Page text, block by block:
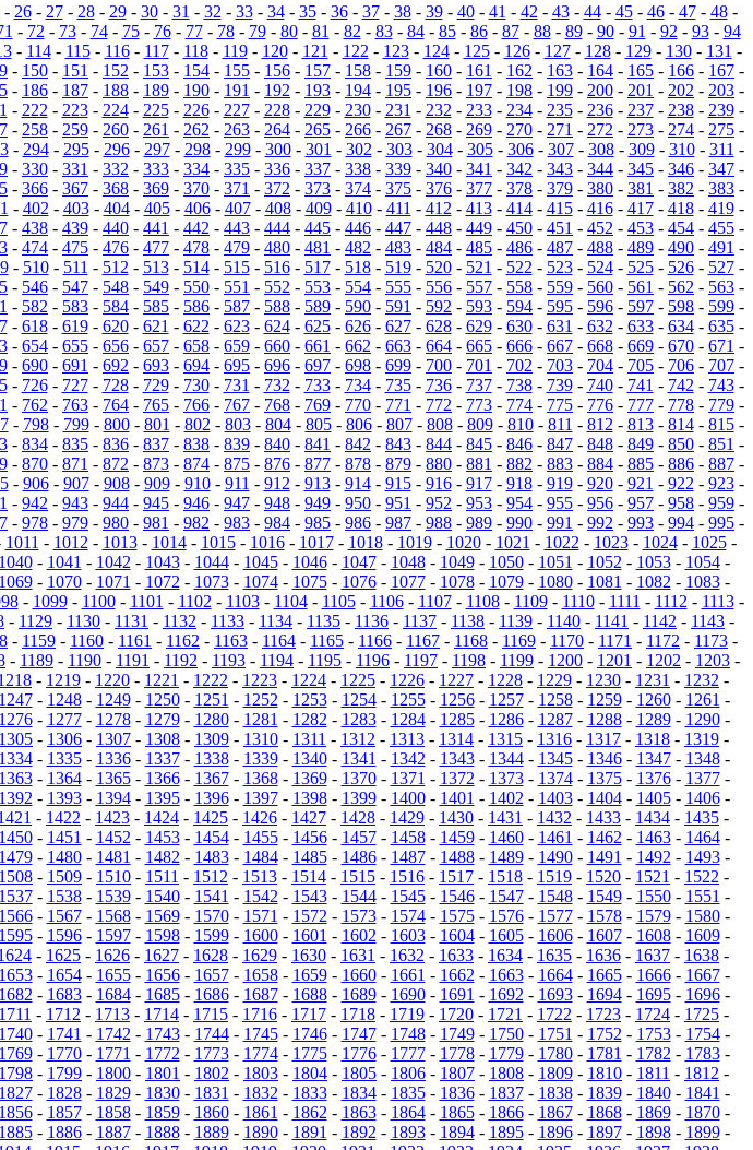
- 26- 27- 28- 29- 30- 31 - 32 - 33- 34- 35- 36- 37- 38- 39- 40- 41 - 42 - 43- 44- 45- 46- 47- 48-
- 72 - 73- 74- 75- 76- 77- 78- 79- 80- 81 - 82 - 83- 84- 85- 86- 87- 88- 89- 90- 91 - 92 - 93- 94
- 114- 115- 116- 117- 118- 119- 120- 121 - 122 - 123- 124- 125- 126- 127- 128- 129- 130- 131 -
- 150 - 151 - 152 - 153 - 154 - 155 - 156 - 157 - 158 - 159 - 160 - 161 - 162 - 163 - 164 - 165 - 166 - 167 -
- 186 - 187 - 188 - 189 - 190 - 191 - 192 - 193 - 194 - 195 - 196 - 197 - 198 - 199 - 200 - 201 - 202 - 203 -
- 222 - 223- 224- 225- 226- 227- 228- 229- 230- 231 - 232 - 233- 234- 235- 236- 237- 238- 239-
- 258 - 259 - 260 - 261 - 262 - 263 - 264 - 265 - 266 - 267 - 268 - 269 - 270 - 271 - 272 - 273 - 274 - 275 -
- 294- 295- 296- 297- 298- 299- 300- 301 - 302 - 303- 304- 305- 306- 307- 308- 309- 310- 311 -
- 330 - 331 - 332 - 333 - 334 - 335 - 336 - 337 - 338 - 339 - 340 - 341 - 342 - 343 - 344 - 345 - 346 - 347 -
- 366 - 367 - 368 - 369 - 370 - 371 - 372 - 373 - 374 - 375 - 376 - 377 - 378 - 379 - 380 - 381 - 382 - 383 -
- 402 - 403- 404- 405- 406- 407- 408- 409- 410- 411 - 412 - 413- 414- 415- 416- 417- 418- 419-
- 438 - 439 - 440 - 441 - 442 - 443 - 444 - 445 - 446 - 447 - 448 - 449 - 450 - 451 - 452 - 453 - 454 - 455 -
- 474 - 475 - 476 - 477 - 478 - 479 - 480 - 481 - 482 - 483 - 484 - 485 - 486 - 487 - 488 - 489 - 490 - 491 -
- 510- 511 - 512 - 513- 514- 515- 516- 517- 518- 519- 520- 521 - 522 - 523- 524- 525- 526- 527-
- 546 - 547 - 548 - 549 - 550 - 551 - 552 - 553 - 554 - 555 - 556 - 557 - 558 - 559 - 560 - 561 - 562 - 563 -
- 582 - 583 - 584 - 585 - 586 - 587 - 588 - 589 - 590 - 591 - 592 - 593 - 594 - 595 - 596 - 597 - 598 - 599 -
- 618- 619- 620- 621 - 622 - 623- 624- 625- 626- 627- 628- 629- 630- 631 - 632 - 633- 634- 635-
- 654 - 655 - 656 - 657 - 658 - 659 - 660 - 661 - 662 - 663 - 664 - 665 - 666 - 667 - 668 - 669 - 670 - 671 -
- 690 - 691 - 692 - 693 - 694 - 695 - 696 - 697 - 698 - 699 - 700 - 701 - 702 - 703 - 704 - 705 - 706 - 707 -
- 726- 727- 728- 729- 730- 731 - 732 - 733- 734- 735- 736- 737- 738- 739- 740- 741 - 742 - 743-
- 762 - 763 - 764 - 765 - 766 - 767 - 768 - 769 - 770 - 771 - 772 - 773 - 774 - 775 - 776 - 777 - 778 - 779 -
- 798- 799- 800- 801 - 802 - 803- 804- 805- 806- 807- 808- 809- 810- 811 - 812 - 813- 814- 815-
- 834 - 835 - 836 - 837 - 838 - 839 - 840 - 841 - 842 - 843 - 844 - 845 - 846 - 847 - 848 - 849 - 850 - 851 -
- 870 - 871 - 872 - 873 - 874 - 875 - 876 - 877 - 878 - 879 - 880 - 881 - 882 - 883 - 884 - 885 - 886 - 887 -
- 906- 907- 908- 909- 910- 911 - 912 - 913- 914- 915- 916- 917- 918- 919- 920- 921 - 922 - 923-
- 942 - 943 - 944 - 945 - 946 - 947 - 948 - 949 - 950 - 951 - 952 - 953 - 954 - 955 - 956 - 957 - 958 - 959 -
- 978 - 979 - 980 - 981 - 982 - 983 - 984 - 985 - 986 - 987 - 988 - 989 - 990 - 991 - 992 - 993 - 994 - 995 -
1011 - 1012 - 1013- 1014- 1015- 1016- 1017- 1018- 1019- 1020- 1021 - 1022 - 1023- 1024- 1025-
1040- 1041 - 1042 - 1043- 1044- 1045- 1046- 1047- 1048- 1049- 1050- 1051 - 1052 - 1053- 1054-
1069- 1070- 1071 - 1072 - 1073- 1074- 1075- 1076- 1077- 1078- 1079- 1080- 1081 - 1082 - 1083-
- 1099- 1100- 1101 - 1102 - 1103- 1104- 1105- 1106- 1107- 1108- 1109- 1110- 1111 - 1112 - 1113-
- 1129 - 1130 - 1131 - 1132 - 1133 - 1134 - 1135 - 1136 - 1137 - 1138 - 1139 - 1140 - 1141 - 1142 - 1143 -
- 1159 - 1160 - 1161 - 1162 - 1163 - 1164 - 1165 - 1166 - 1167 - 1168 - 1169 - 1170 - 1171 - 1172 - 1173 -
- 1189 - 1190 - 1191 - 1192 - 1193 - 1194 - 1195 - 1196 - 1197 - 1198 - 1199 - 1200 - 1201 - 1202 - 1203 -
- 1219 - 1220 - 1221 - 1222 - 1223 - 1224 - 1225 - 1226 - 1227 - 1228 - 1229 - 1230 - 1231 - 1232 -
1247- 1248- 1249- 1250- 1251 - 1252 - 1253- 1254- 1255- 1256- 1257- 1258- 1259- 1260- 1261 -
1276- 1277- 1278- 1279- 1280- 1281 - 1282 - 1283- 1284- 1285- 1286- 1287- 1288- 1289- 1290-
1305 - 1306 - 1307 - 1308 - 1309 - 1310 - 1311 - 1312 - 1313 - 1314 - 1315 - 1316 - 1317 - 1318 - 1319 -
1334- 1335- 1336- 1337- 1338- 1339- 1340- 1341 - 1342 - 1343- 1344- 1345- 1346- 1347- 1348-
1363- 1364- 1365- 1366- 1367- 1368- 1369- 1370- 1371 - 1372 - 1373- 1374- 1375- 1376- 1377-
1392 - 1393- 1394- 1395- 1396- 1397- 1398- 1399- 1400- 1401 - 1402 - 1403- 1404- 1405- 1406-
- 1422 - 1423 - 1424 - 1425 - 1426 - 1427 - 1428 - 1429 - 1430 - 1431 - 1432 - 1433 - 1434 - 1435 -
1450- 1451 - 1452 - 1453- 1454- 1455- 1456- 1457- 1458- 1459- 1460- 1461 - 1462 - 1463- 1464-
1479- 1480- 1481 - 1482 - 1483- 1484- 1485- 1486- 1487- 1488- 1489- 1490- 1491 - 1492 - 1493-
1508 - 1509 - 1510 - 1511 - 1512 - 1513 - 1514 - 1515 - 1516 - 1517 - 1518 - 1519 - 1520 - 1521 - 1522 -
1537- 1538- 1539- 1540- 1541 - 1542 - 1543- 1544- 1545- 1546- 1547- 1548- 1549- 1550- 1551 -
1566- 1567- 1568- 1569- 1570- 1571 - 1572 - 1573- 1574- 1575- 1576- 1577- 1578- 1579- 1580-
1595- 1596- 1597- 1598- 1599- 1600- 1601 - 1602 - 1603- 1604- 1605- 1606- 1607- 1608- 1609-
- 1625 - 1626 - 1627 - 1628 - 1629 - 1630 - 1631 - 1632 - 1633 - 1634 - 1635 - 1636 - 1637 - 1638 -
1653- 1654- 1655- 1656- 1657- 1658- 1659- 1660- 1661 - 1662 - 1663- 1664- 1665- 1666- 1667-
1682 - 1683- 1684- 1685- 1686- 1687- 1688- 1689- 1690- 1691 - 1692 - 1693- 1694- 1695- 1696-
1711 - 1712 - 1713 - 1714 - 1715 - 1716 - 1717 - 1718 - 1719 - 1720 - 1721 - 1722 - 1723 - 1724 - 1725 -
1740- 1741 - 1742 - 1743- 1744- 1745- 1746- 1747- 1748- 1749- 1750- 1751 - 1752 - 1753- 1754-
1769- 1770- 1771 - 1772 - 1773- 1774- 1775- 1776- 1777- 1778- 1779- 1780- 1781 - 1782 - 1783-
1798 - 1799 - 1800 - 1801 - 1802 - 1803 - 1804 - 1805 - 1806 - 1807 - 1808 - 1809 - 1810 - 1811 - 1812 -
1827- 1828- 1829- 1830- 1831 - 1832 - 1833- 1834- 1835- 1836- 1837- 1838- 1839- 1840- 1841 -
1856- 1857- 1858- 1859- 1860- 1861 - 1862 - 1863- 1864- 1865- 1866- 1867- 1868- 1869- 1870-
1885- 1886- 1887- 1888- 1889- 1890- 1891 - 1892 - 1893- 1894- 1895- 1896- 1897- 1898- 1899-